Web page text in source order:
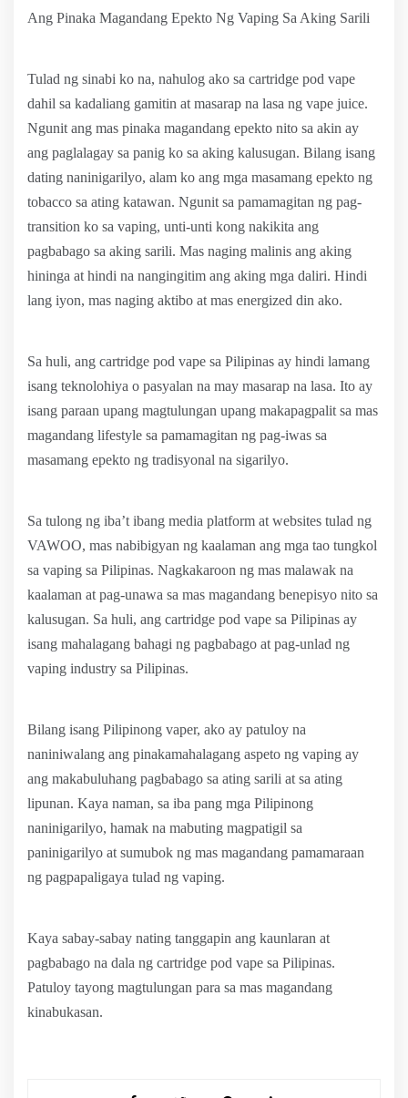
Ang Pinaka Magandang Epekto Ng Vaping Sa Aking Sarili
Tulad ng sinabi ko na, nahulog ako sa cartridge pod vape
dahil sa kadaliang gamitin at masarap na lasa ng vape juice.
Ngunit ang mas pinaka magandang epekto nito sa akin ay
ang paglalagay sa panig ko sa aking kalusugan. Bilang isang
dating naninigarilyo, alam ko ang mga masamang epekto ng
tobacco sa ating katawan. Ngunit sa pamamagitan ng pag-
transition ko sa vaping, unti-unti kong nakikita ang
pagbabago sa aking sarili. Mas naging malinis ang aking
hininga at hindi na nangingitim ang aking mga daliri. Hindi
lang iyon, mas naging aktibo at mas energized din ako.
Sa huli, ang cartridge pod vape sa Pilipinas ay hindi lamang
isang teknolohiya o pasyalan na may masarap na lasa. Ito ay
isang paraan upang magtulungan upang makapagpalit sa mas
magandang lifestyle sa pamamagitan ng pag-iwas sa
masamang epekto ng tradisyonal na sigarilyo.
Sa tulong ng iba’t ibang media platform at websites tulad ng
VAWOO, mas nabibigyan ng kaalaman ang mga tao tungkol
sa vaping sa Pilipinas. Nagkakaroon ng mas malawak na
kaalaman at pag-unawa sa mas magandang benepisyo nito sa
kalusugan. Sa huli, ang cartridge pod vape sa Pilipinas ay
isang mahalagang bahagi ng pagbabago at pag-unlad ng
vaping industry sa Pilipinas.
Bilang isang Pilipinong vaper, ako ay patuloy na
naniniwalang ang pinakamahalagang aspeto ng vaping ay
ang makabuluhang pagbabago sa ating sarili at sa ating
lipunan. Kaya naman, sa iba pang mga Pilipinong
naninigarilyo, hamak na mabuting magpatigil sa
paninigarilyo at sumubok ng mas magandang pamamaraan
ng pagpapaligaya tulad ng vaping.
Kaya sabay-sabay nating tanggapin ang kaunlaran at
pagbabago na dala ng cartridge pod vape sa Pilipinas.
Patuloy tayong magtulungan para sa mas magandang
kinabukasan.